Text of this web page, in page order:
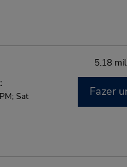
5.18
Sat
Fazer